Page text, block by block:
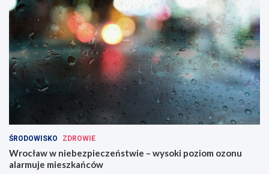
ŚRODOWISKO ZDROWIE
Wrocław w niebezpieczeństwie – wysoki poziom ozonu
alarmuje mieszkańców